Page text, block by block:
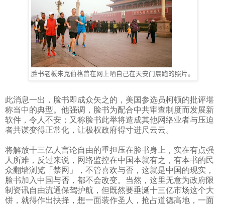
脸书老板朱克伯格曾在网上晒自己在天安门晨跑的照片。
此消息一出，脸书即成众矢之的，美国参选员柯顿的批评堪
称当中的典型。他强调，脸书为配合中共审查制度而发展新
软件，令人不安；又称脸书此举将造成其他网络业者与压迫
者共谋变得正常化，让极权政府得寸进尺云云。
将解放十三亿人言论自由的重担压在脸书身上，实在有点强
人所难，反过来说，网络监控在中国本就有之，有本书的民
众翻墙浏览「禁网」，不管喜欢与否，这就是中国的现实，
脸书加入中国与否，都不会改变。当然，这里无意为政府限
制资讯自由流通保驾护航，但既然要垂涎十三亿市场这个大
饼，就得作出抉择，想一面装作圣人，抢占道德高地，一面